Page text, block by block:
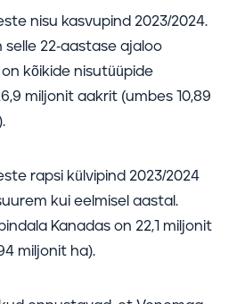
nisu kasvupind 2023/2024.
selle 22-aastase ajaloo
kõikide nisutüüpide
miljonit aakrit (umbes 10,89
rapsi külvipind 2023/2024
kui eelmisel aastal.
Kanadas on 22,1 miljonit
miljonit ha).